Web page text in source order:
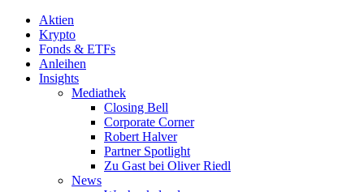
Aktien
Krypto
Fonds & ETFs
Anleihen
Insights
Mediathek
Closing Bell
Corporate Corner
Robert Halver
Partner Spotlight
Zu Gast bei Oliver Riedl
News